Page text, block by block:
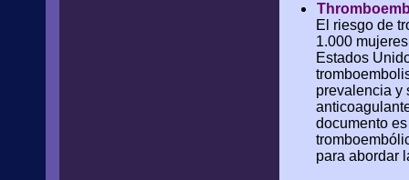
El riesgo de
1.000
Estados
prevalencia y
documento
para abordar